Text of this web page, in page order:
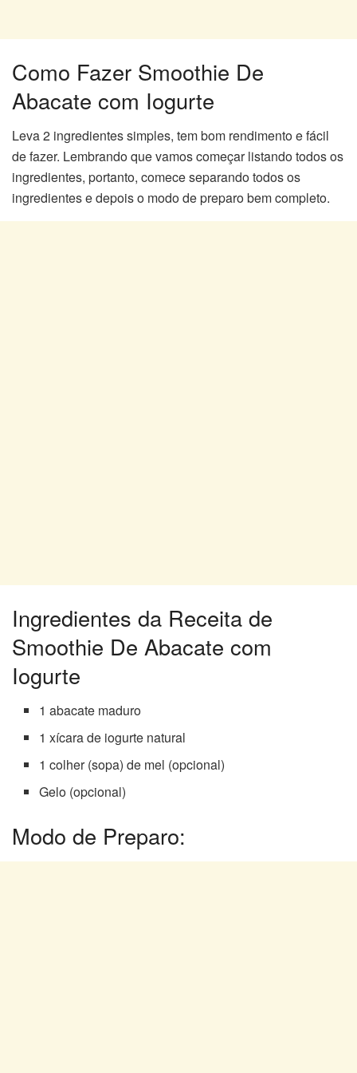
Como Fazer Smoothie De
Abacate com Iogurte
Leva 2 ingredientes simples, tem bom rendimento e fácil
de fazer. Lembrando que vamos começar listando todos os
ingredientes, portanto, comece separando todos os
ingredientes e depois o modo de preparo bem completo.
Ingredientes da Receita de
Smoothie De Abacate com
Iogurte
1 abacate maduro
1 xícara de iogurte natural
1 colher (sopa) de mel (opcional)
Gelo (opcional)
Modo de Preparo: